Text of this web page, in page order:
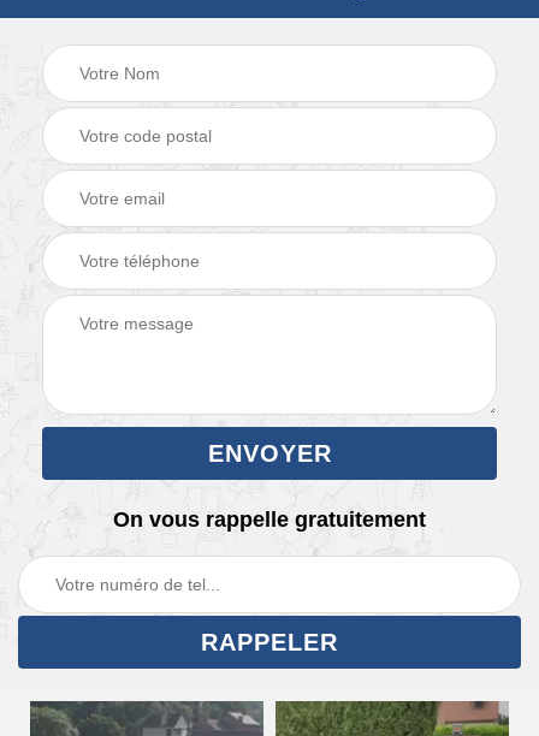
On vous rappelle gratuitement